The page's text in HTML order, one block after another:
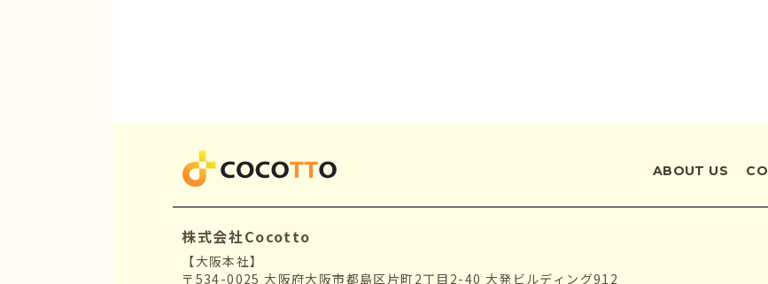
ABOUT US
株式会社Cocotto
【大阪本社】
〒534-0025 大阪府大阪市都島区片町2丁目2-40 大発ビルディング912